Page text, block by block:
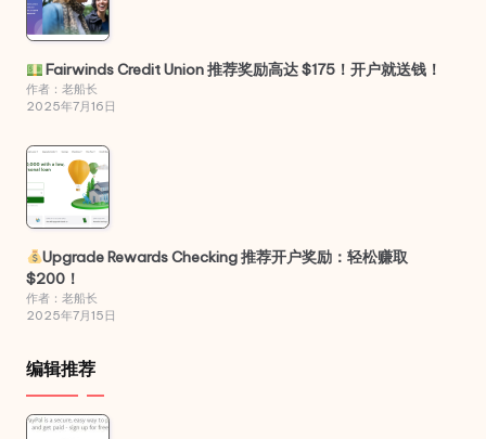
Fairwinds Credit Union 推荐奖励高达 $175！开户就送钱！
作者：老船长
2025年7月16日
Upgrade Rewards Checking 推荐开户奖励：轻松赚取
$200！
作者：老船长
2025年7月15日
编辑推荐